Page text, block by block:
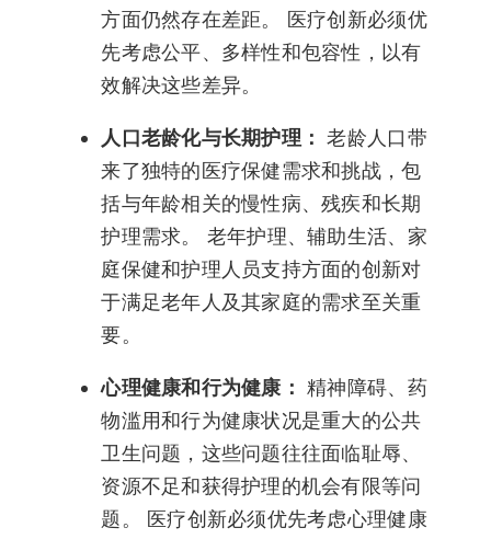
方面仍然存在差距。 医疗创新必须优
先考虑公平、多样性和包容性，以有
效解决这些差异。
人口老龄化与长期护理：老龄人口带
来了独特的医疗保健需求和挑战，包
括与年龄相关的慢性病、残疾和长期
护理需求。 老年护理、辅助生活、家
庭保健和护理人员支持方面的创新对
于满足老年人及其家庭的需求至关重
要。
心理健康和行为健康：精神障碍、药
物滥用和行为健康状况是重大的公共
卫生问题，这些问题往往面临耻辱、
资源不足和获得护理的机会有限等问
题。 医疗创新必须优先考虑心理健康